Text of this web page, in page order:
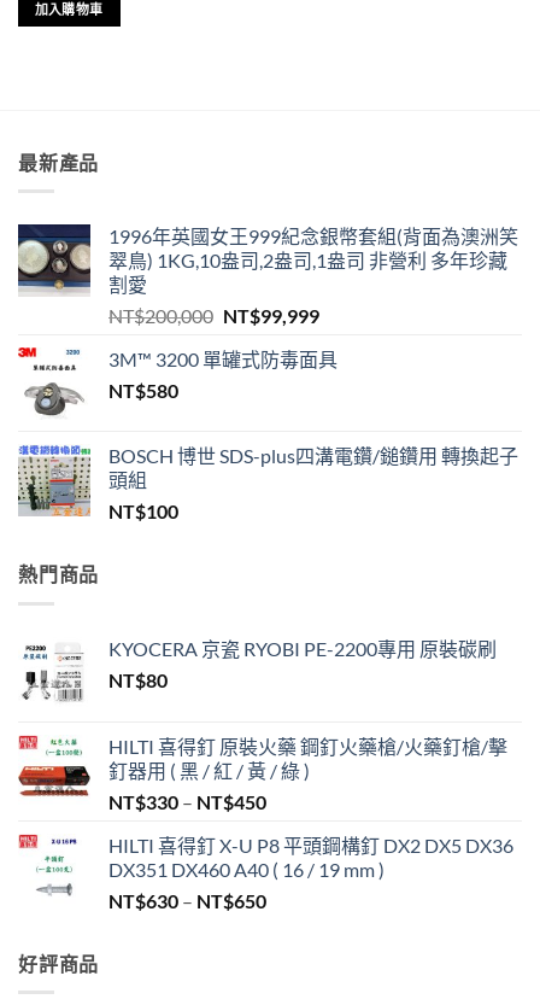
加入購物車
最新產品
1996年英國女王999紀念銀幣套組(背面為澳洲笑
翠鳥) 1KG,10盎司,2盎司,1盎司 非營利 多年珍藏
割愛
NT$200,000 原
價
NT$99,999目
價
3M™ 3200 單罐式防毒面具
NT$580
BOSCH 博世 SDS-plus四溝電鑽/鎚鑽用 轉換起子
頭組
NT$100
熱門商品
KYOCERA 京瓷 RYOBI PE-2200專用 原裝碳刷
NT$80
HILTI 喜得釘 原裝火藥 鋼釘火藥槍/火藥釘槍/擊
釘器用 ( 黑 / 紅 / 黃 / 綠 )
NT$330 – NT$450價
範
圍：
NT$330
HILTI 喜得釘 X-U P8 平頭鋼構釘 DX2 DX5 DX36
DX351 DX460 A40 ( 16 / 19 mm )
NT$630 – NT$650價
好評商品